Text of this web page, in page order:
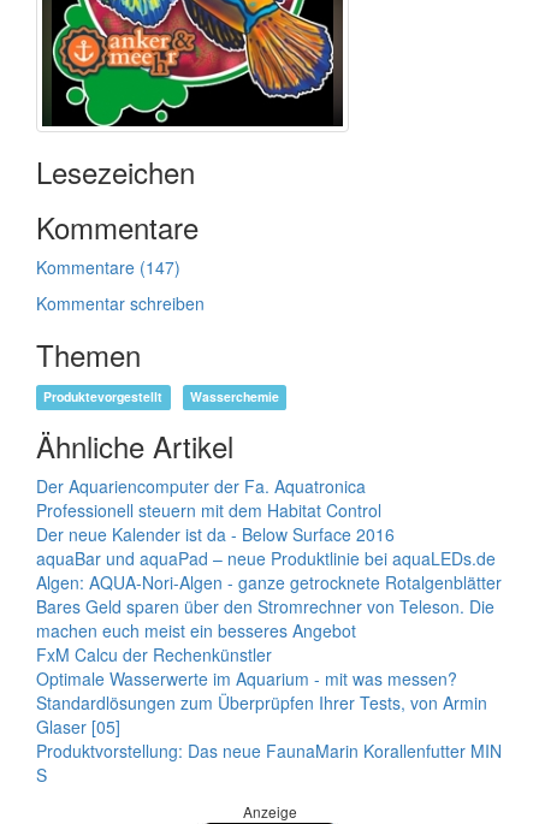
Lesezeichen
Kommentare
Kommentare (147)
Kommentar schreiben
Themen
Produktevorgestellt Wasserchemie
Ähnliche Artikel
Der Aquariencomputer der Fa. Aquatronica
Professionell steuern mit dem Habitat Control
Der neue Kalender ist da - Below Surface 2016
aquaBar und aquaPad – neue Produktlinie bei aquaLEDs.de
Algen: AQUA-Nori-Algen - ganze getrocknete Rotalgenblätter
Bares Geld sparen über den Stromrechner von Teleson. Die
machen euch meist ein besseres Angebot
FxM Calcu der Rechenkünstler
Optimale Wasserwerte im Aquarium - mit was messen?
Standardlösungen zum Überprüpfen Ihrer Tests, von Armin
Glaser [05]
Produktvorstellung: Das neue FaunaMarin Korallenfutter MIN
S
Anzeige